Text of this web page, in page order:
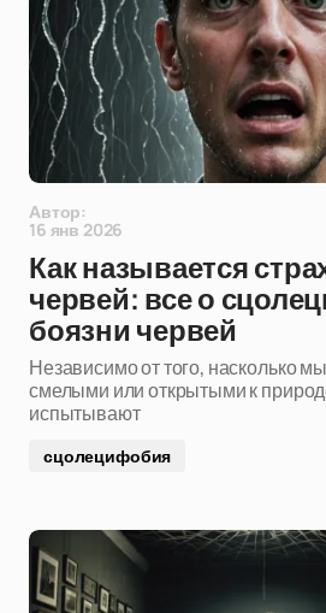
Автор:
16 янв 2026
Как называется
червей: все о
боязни червей
Независимо от того, насколько
смелыми или открытыми к
испытывают
сцолецифобия